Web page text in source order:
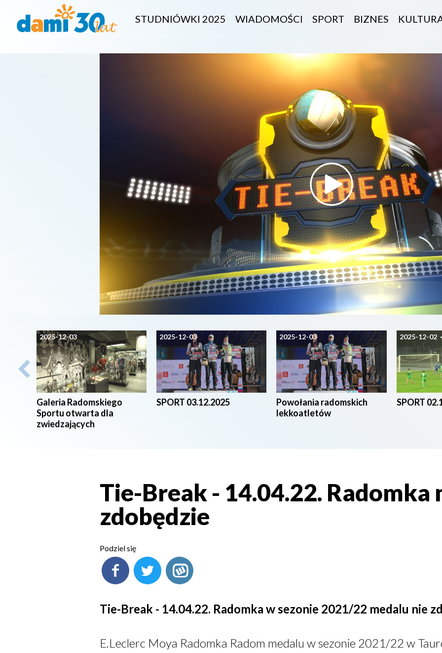
STUDNIÓWKI 2025 WIADOMOŚCI SPORT BIZNES
2025-12-03
Galeria Radomskiego
Sportu otwarta dla
zwiedzających
2025-12-03
SPORT 03.12.2025
2025-12-03
Powołania radomskich
lekkoatletów
2025-12-02
SPORT
Tie-Break - 14.04.22. Radomka
zdobędzie
Podziel się
Tie-Break - 14.04.22. Radomka w sezonie 2021/22 medalu nie
E.Leclerc Moya Radomka Radom medalu w sezonie 2021/22 w